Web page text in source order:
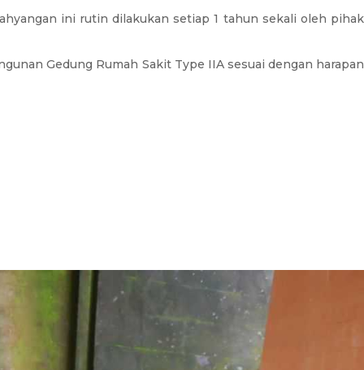
ini rutin dilakukan setiap 1 tahun sekali oleh pihak
Gedung Rumah Sakit Type IIA sesuai dengan harapan